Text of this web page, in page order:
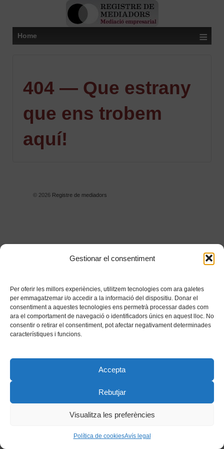
Gestionar el consentiment
Per oferir les millors experiències, utilitzem tecnologies com ara galetes
per emmagatzemar i/o accedir a la informació del dispositiu. Donar el
consentiment a aquestes tecnologies ens permetrà processar dades com
ara el comportament de navegació o identificadors únics en aquest lloc. No
consentir o retirar el consentiment, pot afectar negativament determinades
característiques i funcions.
Accepta
Rebutjar
Visualitza les preferències
Política de cookiesAvís legal
Home ≡
404 — Que estrany
que ens trobem
aquí!
© 2026Registre de mediadors